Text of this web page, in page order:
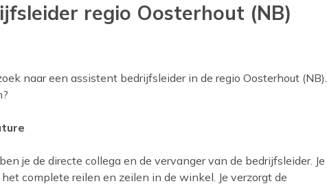
regio Oosterhout (NB)
naar een assistent bedrijfsleider in de regio Oosterhout (NB).
je de directe collega en de vervanger van de bedrijfsleider. Je
complete reilen en zeilen in de winkel. Je verzorgt de